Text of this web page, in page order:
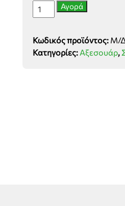
Σταυρός
Ιταλίας
Αγορά
Κωδικός προϊόντος: Μ/
Κατηγορίες: Αξεσουάρ,